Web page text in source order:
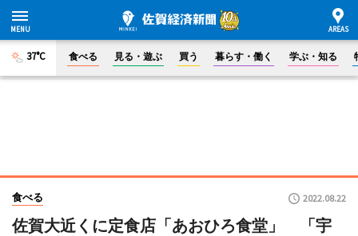
37°C 食べる 見る・遊ぶ 買う 暮らす・働く 学ぶ・知る
食べる 2022.08.22
佐賀大近くに定食店「あおひろ食堂」 「宇